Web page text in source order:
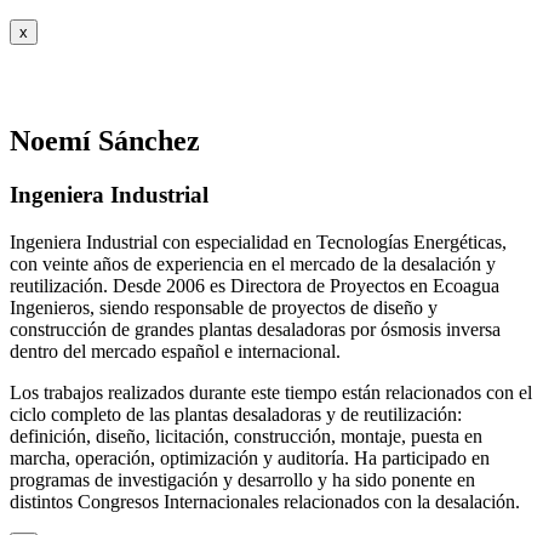
x
Noemí Sánchez
Ingeniera Industrial
Ingeniera Industrial con especialidad en Tecnologías Energéticas,
con veinte años de experiencia en el mercado de la desalación y
reutilización. Desde 2006 es Directora de Proyectos en Ecoagua
Ingenieros, siendo responsable de proyectos de diseño y
construcción de grandes plantas desaladoras por ósmosis inversa
dentro del mercado español e internacional.
Los trabajos realizados durante este tiempo están relacionados con el
ciclo completo de las plantas desaladoras y de reutilización:
definición, diseño, licitación, construcción, montaje, puesta en
marcha, operación, optimización y auditoría. Ha participado en
programas de investigación y desarrollo y ha sido ponente en
distintos Congresos Internacionales relacionados con la desalación.